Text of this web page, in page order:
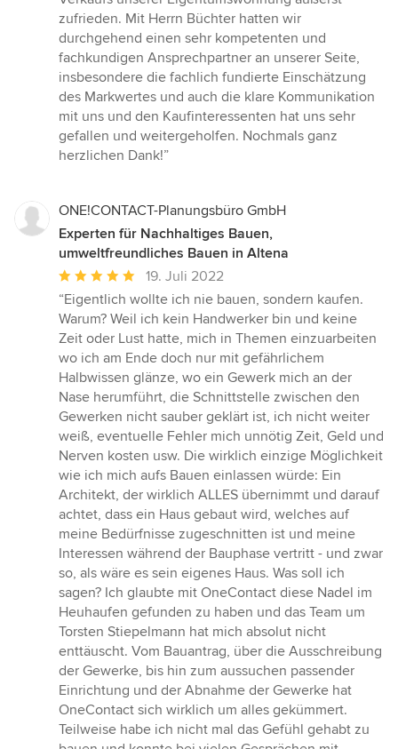
von
5
Sternen
zufrieden. Mit Herrn Büchter hatten wir
durchgehend einen sehr kompetenten und
fachkundigen Ansprechpartner an unserer Seite,
insbesondere die fachlich fundierte Einschätzung
des Markwertes und auch die klare Kommunikation
mit uns und den Kaufinteressenten hat uns sehr
gefallen und weitergeholfen. Nochmals ganz
herzlichen Dank!”
ONE!CONTACT-Planungsbüro GmbH
Experten für Nachhaltiges Bauen,
umweltfreundliches Bauen in Altena
Durchschnittliche
Bewertung:
5
von
5
Sternen
19. Juli 2022
“Eigentlich wollte ich nie bauen, sondern kaufen.
Warum? Weil ich kein Handwerker bin und keine
Zeit oder Lust hatte, mich in Themen einzuarbeiten
wo ich am Ende doch nur mit gefährlichem
Halbwissen glänze, wo ein Gewerk mich an der
Nase herumführt, die Schnittstelle zwischen den
Gewerken nicht sauber geklärt ist, ich nicht weiter
weiß, eventuelle Fehler mich unnötig Zeit, Geld und
Nerven kosten usw. Die wirklich einzige Möglichkeit
wie ich mich aufs Bauen einlassen würde: Ein
Architekt, der wirklich ALLES übernimmt und darauf
achtet, dass ein Haus gebaut wird, welches auf
meine Bedürfnisse zugeschnitten ist und meine
Interessen während der Bauphase vertritt - und zwar
so, als wäre es sein eigenes Haus. Was soll ich
sagen? Ich glaubte mit OneContact diese Nadel im
Heuhaufen gefunden zu haben und das Team um
Torsten Stiepelmann hat mich absolut nicht
enttäuscht. Vom Bauantrag, über die Ausschreibung
der Gewerke, bis hin zum aussuchen passender
Einrichtung und der Abnahme der Gewerke hat
OneContact sich wirklich um alles gekümmert.
Teilweise habe ich nicht mal das Gefühl gehabt zu